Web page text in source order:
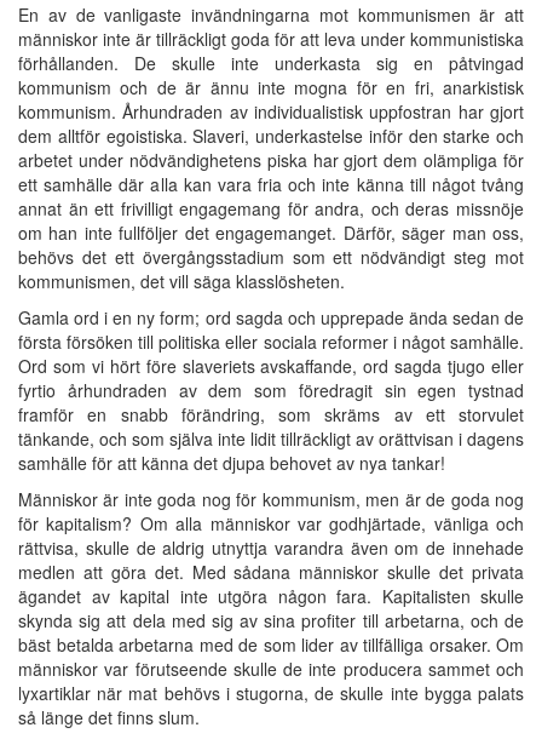
Εn av de vanligaste invändningarna mot kommunismen är att
människor inte är tillräckligt goda för att leva under kommunistiska
förhållanden. De skulle inte underkasta sig en påtvingad
kommunism och de är ännu inte mogna för en fri, anarkistisk
kommunism. Århundraden av individualistisk uppfostran har gjort
dem alltför egoistiska. Slaveri, underkastelse inför den starke och
arbetet under nödvändighetens piska har gjort dem olämpliga för
ett samhälle där alla kan vara fria och inte känna till något tvång
annat än ett frivilligt engagemang för andra, och deras missnöje
om han inte fullföljer det engagemanget. Därför, säger man oss,
behövs det ett övergångsstadium som ett nödvändigt steg mot
kommunismen, det vill säga klasslösheten.
Gamla ord i en ny form; ord sagda och upprepade ända sedan de
första försöken till politiska eller sociala reformer i något samhälle.
Ord som vi hört före slaveriets avskaffande, ord sagda tjugo eller
fyrtio århundraden av dem som föredragit sin egen tystnad
framför en snabb förändring, som skräms av ett storvulet
tänkande, och som själva inte lidit tillräckligt av orättvisan i dagens
samhälle för att känna det djupa behovet av nya tankar!
Människor är inte goda nog för kommunism, men är de goda nog
för kapitalism? Om alla människor var godhjärtade, vänliga och
rättvisa, skulle de aldrig utnyttja varandra även om de innehade
medlen att göra det. Med sådana människor skulle det privata
ägandet av kapital inte utgöra någon fara. Kapitalisten skulle
skynda sig att dela med sig av sina profiter till arbetarna, och de
bäst betalda arbetarna med de som lider av tillfälliga orsaker. Om
människor var förutseende skulle de inte producera sammet och
lyxartiklar när mat behövs i stugorna, de skulle inte bygga palats
så länge det finns slum.